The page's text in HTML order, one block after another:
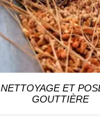
NETTOYAGE ET
GOUTTIÈRE